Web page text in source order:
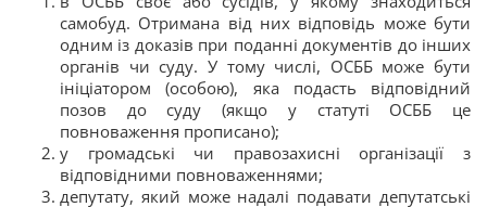
самобуд. Отримана від них відповідь може бути
одним із доказів при поданні документів до інших
органів чи суду. У тому числі, ОСББ може бути
ініціатором (особою), яка подасть відповідний
позов до суду (якщо у статуті ОСББ це
повноваження прописано);
у громадські чи правозахисні організації з
відповідними повноваженнями;
депутату, який може надалі подавати депутатські